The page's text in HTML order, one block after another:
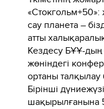
сау планета –
атты халықаралық
Кездесу БҰҰ-
жөніндегі
ортаны
Бірінші
шақырылғанына